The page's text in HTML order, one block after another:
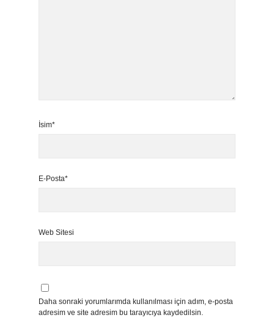
İsim*
E-Posta*
Web Sitesi
Daha sonraki yorumlarımda kullanılması için adım, e-posta
adresim ve site adresim bu tarayıcıya kaydedilsin.